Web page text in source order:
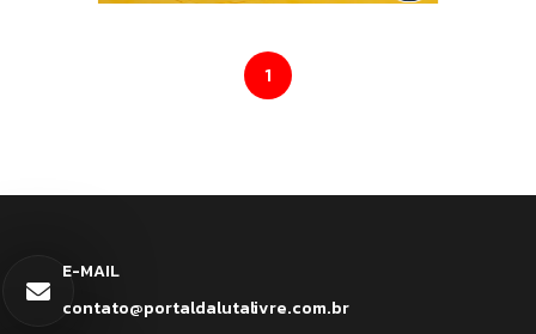
1
E-MAIL
contato@portaldalutalivre.com.br